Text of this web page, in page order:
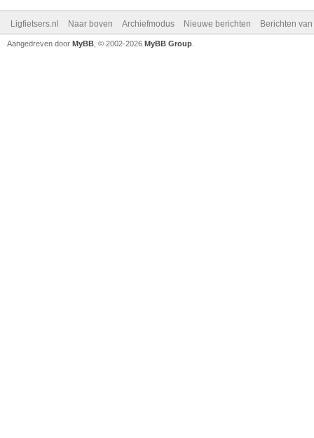
Ligfietsers.nl Naar boven Archiefmodus Nieuwe berichten Berichten
Aangedreven door MyBB , © 2002-2026 MyBB Group